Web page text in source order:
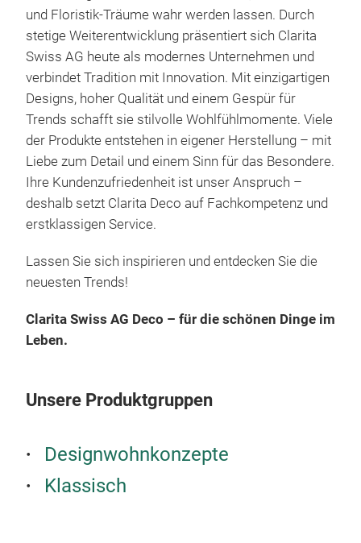
und Floristik-Träume wahr werden lassen. Durch
stetige Weiterentwicklung präsentiert sich Clarita
Swiss AG heute als modernes Unternehmen und
verbindet Tradition mit Innovation. Mit einzigartigen
Designs, hoher Qualität und einem Gespür für
Trends schafft sie stilvolle Wohlfühlmomente. Viele
der Produkte entstehen in eigener Herstellung – mit
Liebe zum Detail und einem Sinn für das Besondere.
Ihre Kundenzufriedenheit ist unser Anspruch –
deshalb setzt Clarita Deco auf Fachkompetenz und
erstklassigen Service.
Lassen Sie sich inspirieren und entdecken Sie die
neuesten Trends!
Clarita Swiss AG Deco – für die schönen Dinge im
Leben.
Unsere Produktgruppen
Designwohnkonzepte
Klassisch